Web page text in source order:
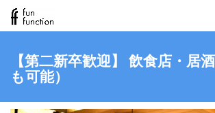
【第二新卒歓迎】 飲食店・居
も可能）